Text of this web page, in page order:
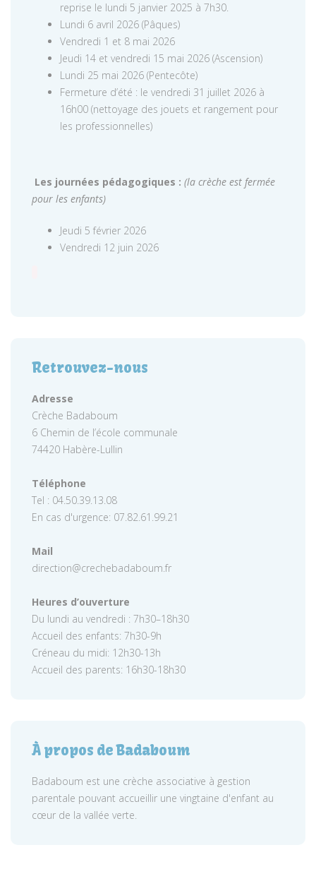
reprise le lundi 5 janvier 2025 à 7h30.
Lundi 6 avril 2026 (Pâques)
Vendredi 1 et 8 mai 2026
Jeudi 14 et vendredi 15 mai 2026 (Ascension)
Lundi 25 mai 2026 (Pentecôte)
Fermeture d’été : le vendredi 31 juillet 2026 à
16h00 (nettoyage des jouets et rangement pour
les professionnelles)
Les journées pédagogiques : (la crèche est fermée
pour les enfants)
Jeudi 5 février 2026
Vendredi 12 juin 2026
Retrouvez-nous
Adresse
Crèche Badaboum
6 Chemin de l’école communale
74420 Habère-Lullin
Téléphone
Tel : 04.50.39.13.08
En cas d'urgence: 07.82.61.99.21
Mail
direction@crechebadaboum.fr
Heures d’ouverture
Du lundi au vendredi : 7h30–18h30
Accueil des enfants: 7h30-9h
Créneau du midi: 12h30-13h
Accueil des parents: 16h30-18h30
À propos de Badaboum
Badaboum est une crèche associative à gestion
parentale pouvant accueillir une vingtaine d'enfant au
cœur de la vallée verte.